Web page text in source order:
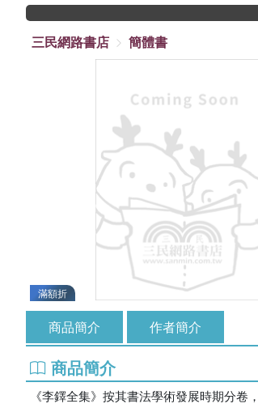
三民網路書店
簡體書
滿額折
商品簡介 作者簡介
商品簡介
《李鐸全集》按其書法學術發展時期分